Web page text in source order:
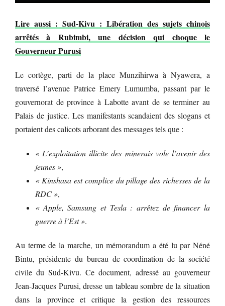
Lire aussi : Sud-Kivu : Libération des sujets chinois
arrêtés à Rubimbi, une décision qui choque le
Gouverneur Purusi
Le cortège, parti de la place Munzihirwa à Nyawera, a
traversé l’avenue Patrice Emery Lumumba, passant par le
gouvernorat de province à Labotte avant de se terminer au
Palais de justice. Les manifestants scandaient des slogans et
portaient des calicots arborant des messages tels que :
« L’exploitation illicite des minerais vole l’avenir des
jeunes »,
« Kinshasa est complice du pillage des richesses de la
RDC »,
« Apple, Samsung et Tesla : arrêtez de financer la
guerre à l’Est ».
Au terme de la marche, un mémorandum a été lu par Néné
Bintu, présidente du bureau de coordination de la société
civile du Sud-Kivu. Ce document, adressé au gouverneur
Jean-Jacques Purusi, dresse un tableau sombre de la situation
dans la province et critique la gestion des ressources